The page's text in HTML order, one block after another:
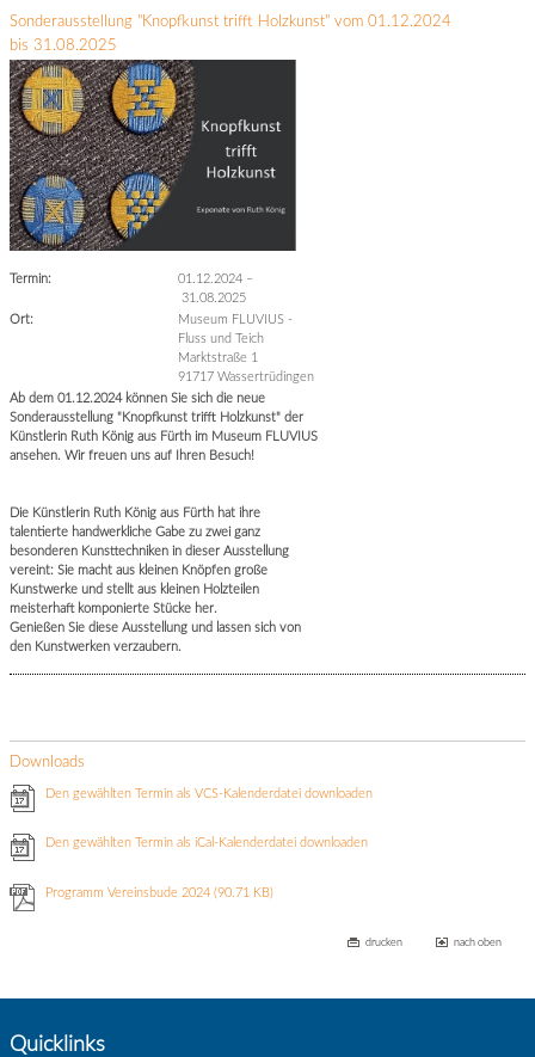
Sonderausstellung "Knopfkunst trifft Holzkunst" vom 01.12.2024
bis 31.08.2025
Termin: 01.12.2024 –
31.08.2025
Ort:
Museum FLUVIUS -
Fluss und Teich
Marktstraße 1
91717 Wassertrüdingen
Ab dem 01.12.2024 können Sie sich die neue
Sonderausstellung "Knopfkunst trifft Holzkunst" der
Künstlerin Ruth König aus Fürth im Museum FLUVIUS
ansehen. Wir freuen uns auf Ihren Besuch!
Die Künstlerin Ruth König aus Fürth hat ihre
talentierte handwerkliche Gabe zu zwei ganz
besonderen Kunsttechniken in dieser Ausstellung
vereint: Sie macht aus kleinen Knöpfen große
Kunstwerke und stellt aus kleinen Holzteilen
meisterhaft komponierte Stücke her.
Genießen Sie diese Ausstellung und lassen sich von
den Kunstwerken verzaubern.
Downloads
Den gewählten Termin als VCS-Kalenderdatei downloaden
Den gewählten Termin als iCal-Kalenderdatei downloaden
Programm Vereinsbude 2024(90.71 KB)
drucken nach oben
Quicklinks